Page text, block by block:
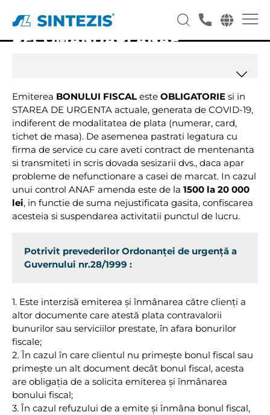
RECOMANDĂRI ANAF
Emiterea BONULUI FISCAL este OBLIGATORIE si in
STAREA DE URGENTA actuale, generata de COVID-19,
indiferent de modalitatea de plata (numerar, card,
tichet de masa). De asemenea pastrati legatura cu
firma de service cu care aveti contract de mentenanta
si transmiteti in scris dovada sesizarii dvs., daca apar
probleme de nefunctionare a casei de marcat. In cazul
unui control ANAF amenda este de la 1500 la 20 000
lei, in functie de suma nejustificata gasita, confiscarea
acesteia si suspendarea activitatii punctul de lucru.
Potrivit prevederilor Ordonanţei de urgență a
Guvernului nr.28/1999 :
1. Este interzisă emiterea și înmânarea către clienți a
altor documente care atestă plata contravalorii
bunurilor sau serviciilor prestate, în afara bonurilor
fiscale;
2. În cazul în care clientul nu primește bonul fiscal sau
primește un alt document decât bonul fiscal, acesta
are obligația de a solicita emiterea și înmânarea
bonului fiscal;
3. În cazul refuzului de a emite și înmâna bonul fiscal,